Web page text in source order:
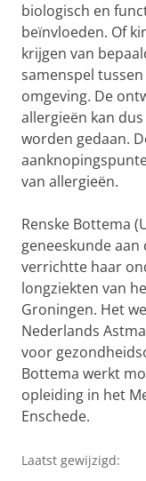
biologisch en
beïnvloeden. Of
krijgen van
samenspel
omgeving. De
allergieën kan
worden gedaan.
van allergieën.
Renske Bottema
geneeskunde
verrichtte haar
longziekten van
Groningen. Het
Nederlands
voor
Bottema werkt
opleiding in het
Enschede.
Laatst gewijzigd: